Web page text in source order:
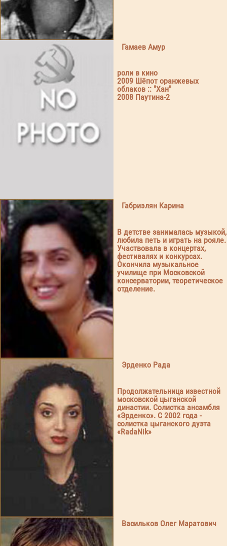
Гамаев Амур
роли в кино
2009 Шёпот оранжевых
облаков :: "Хан"
2008 Паутина-2
Габриэлян Карина
В детстве занималась музыкой,
любила петь и играть на рояле.
Участвовала в концертах,
фестивалях и конкурсах.
Окончила музыкальное
училище при Московской
консерватории, теоретическое
отделение.
Эрденко Рада
Продолжательница известной
московской цыганской
династии. Солистка ансамбля
«Эрденко». С 2002 года -
солистка цыганского дуэта
«RadaNik»
Васильков Олег Маратович